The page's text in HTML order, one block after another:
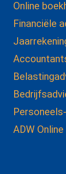
Online
Financiële
ADW Online